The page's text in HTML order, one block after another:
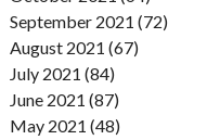
September 2021 (72)
August 2021 (67)
July 2021 (84)
June 2021 (87)
May 2021 (48)